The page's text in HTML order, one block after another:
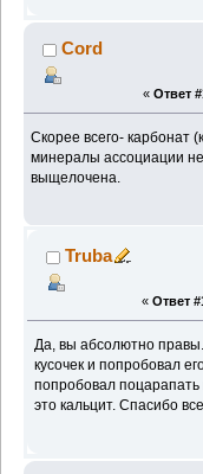
Cord
« Ответ
Скорее всего- карбонат
минералы ассоциации
выщелочена.
Truba
« Ответ
Да, вы абсолютно
кусочек и попробовал
попробовал
это кальцит. Спасибо